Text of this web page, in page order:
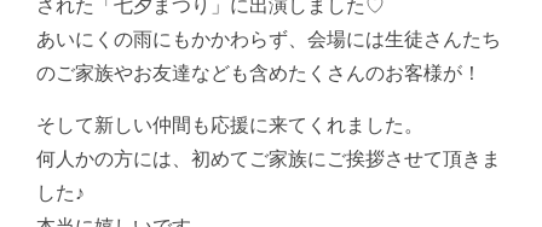
された「七夕まつり」に出演しました♡
あいにくの雨にもかかわらず、会場には生徒さんたち
のご家族やお友達なども含めたくさんのお客様が！
そして新しい仲間も応援に来てくれました。
何人かの方には、初めてご家族にご挨拶させて頂きま
した♪